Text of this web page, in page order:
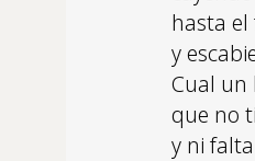
hasta
y
Cual un
que no
y ni